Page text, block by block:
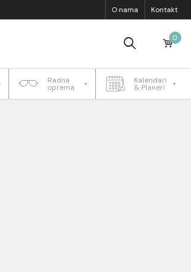
O nama Kontakt
0
Radna
oprema
Kalendari
& Planeri